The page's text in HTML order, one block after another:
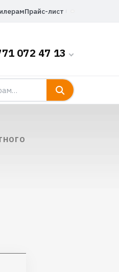
Прайс-лист
072 47 13